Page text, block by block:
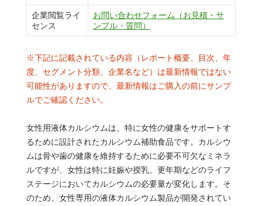
企業閲覧ライ
センス
お問い合わせフォーム（お見積・サ
ンプル・質問）
※下記に記載されている内容（レポート概要、目次、年
度、セグメント分類、企業名など）は最新情報ではない
可能性がありますので、最新情報はご購入の前にサンプ
ルでご確認ください。
女性用液体カルシウムは、特に女性の健康をサポートす
るために設計されたカルシウム補助食品です。カルシウ
ムは骨や歯の健康を維持するために必要不可欠なミネラ
ルですが、女性は特に妊娠や授乳、更年期などのライフ
ステージにおいてカルシウムの必要量が変化します。そ
のため、女性専用の液体カルシウム製品が開発されてい